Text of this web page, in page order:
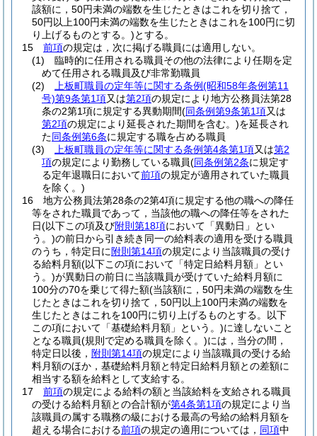
該額に，50円未満の端数を生じたときはこれを切り捨て，
50円以上100円未満の端数を生じたときはこれを100円に切
り上げるものとする。)とする。
15
前項の規定は，次に掲げる職員には適用しない。
(1)
臨時的に任用される職員その他の法律により任期を定
めて任用される職員及び非常勤職員
(2)
上板町職員の定年等に関する条例(昭和58年条例第11
号)第9条第1項又は第2項の規定により地方公務員法第28
条の2第1項に規定する異動期間(同条例第9条第1項又は
第2項の規定により延長された期間を含む。)を延長され
た同条例第6条に規定する職を占める職員
(3)
上板町職員の定年等に関する条例第4条第1項又は第2
項の規定により勤務している職員(同条例第2条に規定す
る定年退職日において前項の規定が適用されていた職員
を除く。)
16
地方公務員法第28条の2第4項に規定する他の職への降任
等をされた職員であって，当該他の職への降任等をされた
日(以下この項及び附則第18項において「異動日」とい
う。)の前日から引き続き同一の給料表の適用を受ける職員
のうち，特定日に 附則第14項の規定により当該職員の受け
る給料月額(以下この項において「特定日給料月額」とい
う。)が異動日の前日に当該職員が受けていた給料月額に
100分の70を乗じて得た額(当該額に，50円未満の端数を生
じたときはこれを切り捨て，50円以上100円未満の端数を
生じたときはこれを100円に切り上げるものとする。以下
この項において「基礎給料月額」という。)に達しないこと
となる職員(規則で定める職員を除く。)には，当分の間，
特定日以後， 附則第14項の規定により当該職員の受ける給
料月額のほか，基礎給料月額と特定日給料月額との差額に
相当する額を給料として支給する。
17
前項の規定による給料の額と当該給料を支給される職員
の受ける給料月額との合計額が第4条第1項の規定により当
該職員の属する職務の級における最高の号給の給料月額を
超える場合における前項の規定の適用については， 同項中